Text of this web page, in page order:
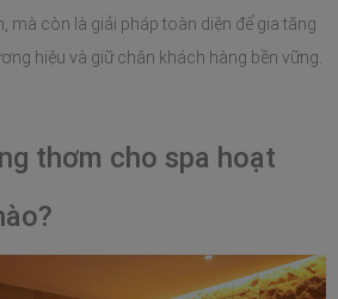
mà còn là giải pháp toàn diện để gia tăng
hiệu và giữ chân khách hàng bền vững.
thơm cho spa hoạt